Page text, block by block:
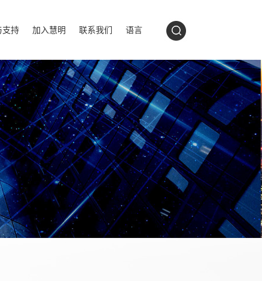
支持 加入慧明 联系我们 语言